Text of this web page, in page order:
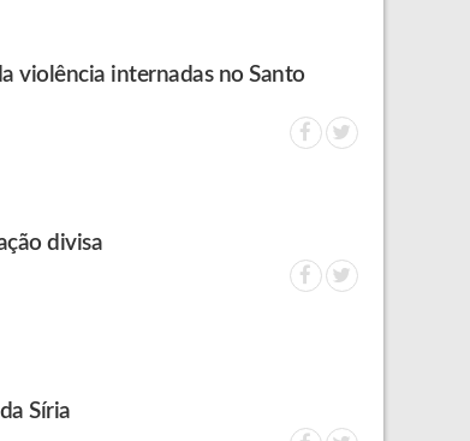
violência internadas no Santo
divisa
Síria